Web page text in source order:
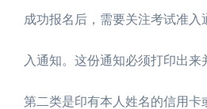
成功报名后，需要关注考试准
入通知。这份通知必须打印出
第二类是印有本人姓名的信用卡